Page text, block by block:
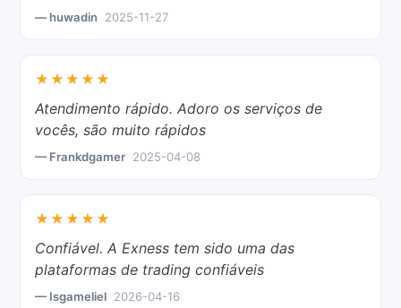
— huwadin 2025-11-27
★★★★★
Atendimento rápido. Adoro os serviços de
vocês, são muito rápidos
— Frankdgamer 2025-04-08
★★★★★
Confiável. A Exness tem sido uma das
plataformas de trading confiáveis
— Isgameliel 2026-04-16